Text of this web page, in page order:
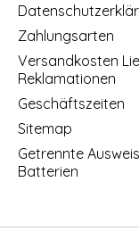
Zahlungsarten
Versandkosten
Reklamationen
Geschäftszeiten
Sitemap
Getrennte
Batterien